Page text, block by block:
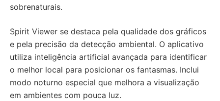
sobrenaturais.
Spirit Viewer se destaca pela qualidade dos gráficos
e pela precisão da detecção ambiental. O aplicativo
utiliza inteligência artificial avançada para identificar
o melhor local para posicionar os fantasmas. Inclui
modo noturno especial que melhora a visualização
em ambientes com pouca luz.